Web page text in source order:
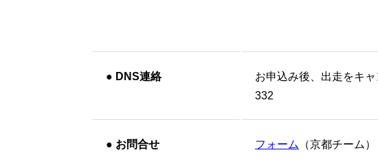
● DNS連絡
お申込み後、出走をキ
332
● お問合せ フォーム （京都チーム）